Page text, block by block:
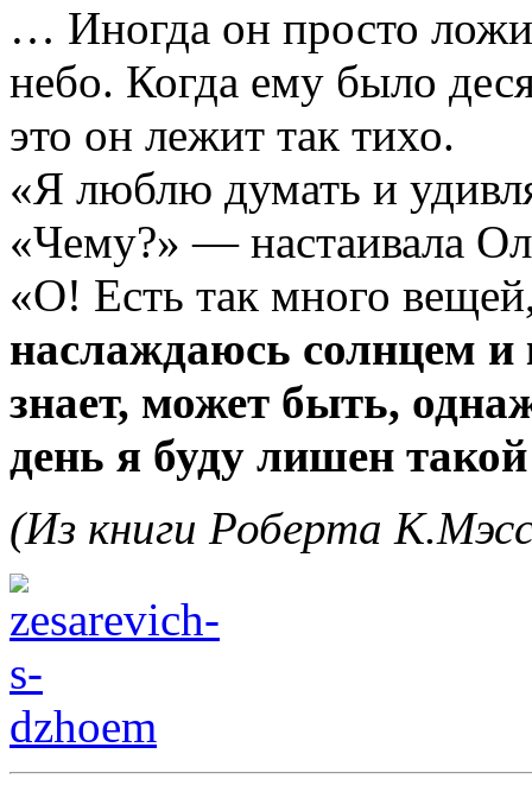
… Иногда он просто
небо. Когда ему было
это он лежит так тихо.
«Я люблю думать и
«Чему?» — настаивала
«О! Есть так много
наслаждаюсь солнцем и
знает, может быть,
день я буду лишен
(Из книги Роберта